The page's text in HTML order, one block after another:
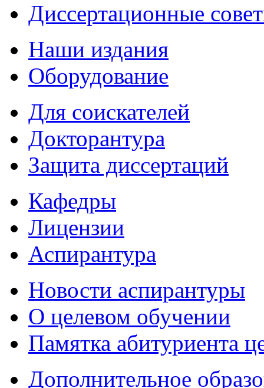
Диссертационные
Наши издания
Оборудование
Для соискателей
Докторантура
Защита диссертаций
Кафедры
Лицензии
Аспирантура
Новости аспирантуры
О целевом обучении
Памятка абитуриента
Дополнительное